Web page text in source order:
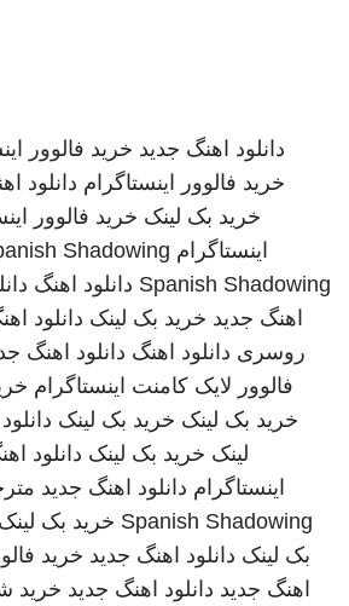
دانلود اهنگ جدید خرید فالوور
خرید فالوور اینستاگرام دانلود
خرید بک لینک خرید فالوور
اینستاگرام Shadowing
Spanish Shadowing دانلود اهنگ
اهنگ جدید خرید بک لینک دانلود
روسری دانلود اهنگ دانلود اهنگ
فالوور لایک کامنت اینستاگرام
خرید بک لینک خرید بک لینک
لینک خرید بک لینک دانلود
اینستاگرام دانلود اهنگ جدید
Spanish Shadowing خرید بک لینک
بک لینک دانلود اهنگ جدید خرید
اهنگ جدید دانلود اهنگ جدید خرید